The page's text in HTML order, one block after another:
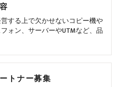
する上で欠かせないコピー機や
ォン、サーバーやUTMなど、品
トナー募集